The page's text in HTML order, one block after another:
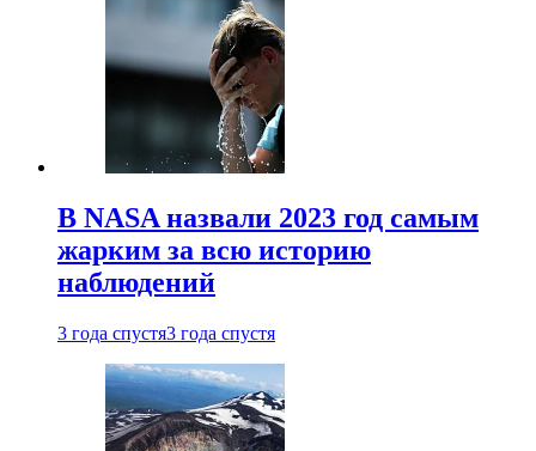
В NASA назвали 2023 год самым
жарким за всю историю
наблюдений
3 года спустя3 года спустя